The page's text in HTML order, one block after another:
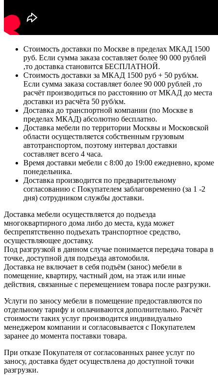
Стоимость доставки по Москве в пределах МКАД 1500
руб. Если сумма заказа составляет более 90 000 рублей
,то доставка становится БЕСПЛАТНОЙ.
Стоимость доставки за МКАД 1500 руб + 50 руб/км.
Если сумма заказа составляет более 90 000 рублей ,то
расчёт производиться по расстоянию от МКАД до места
доставки из расчёта 50 руб/км.
Доставка до транспортной компании (по Москве в
пределах МКАД) абсолютно бесплатно.
Доставка мебели по территории Москвы и Московской
области осуществляется собственным грузовым
автотранспортом, поэтому интервал доставки
составляет всего 4 часа.
Время доставки мебели с 8:00 до 19:00 ежедневно, кроме
понедельника.
Доставка производится по предварительному
согласованию с Покупателем заблаговременно (за 1 -2
дня) сотрудником службы доставки.
Доставка мебели осуществляется до подъезда
многоквартирного дома либо до места, куда может
беспрепятственно подъехать транспортное средство,
осуществляющее доставку.
Под разгрузкой в данном случае понимается передача товара в
точке, доступной для подъезда автомобиля.
Доставка не включает в себя подъём (занос) мебели в
помещение, квартиру, частный дом, на этаж или иные
действия, связанные с перемещением товара после разгрузки.
Услуги по заносу мебели в помещение предоставляются по
отдельному тарифу и оплачиваются дополнительно. Расчёт
стоимости таких услуг производится индивидуально
менеджером компании и согласовывается с Покупателем
заранее до момента поставки товара.
При отказе Покупателя от согласованных ранее услуг по
заносу, доставка будет осуществлена до доступной точки
разгрузки.